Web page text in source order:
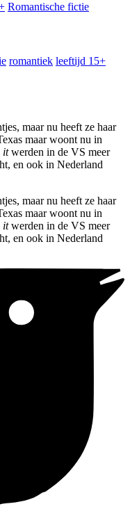
Romantische fictie
romantiek leeftijd 15+
maar nu heeft ze haar
maar woont nu in
itwerden in de VS meer
en ook in Nederland
maar nu heeft ze haar
maar woont nu in
itwerden in de VS meer
en ook in Nederland